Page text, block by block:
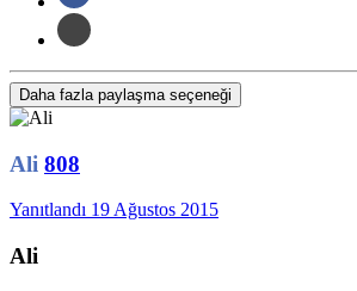
Daha fazla paylaşma seçeneği
Ali 808
Yanıtlandı 19 Ağustos 2015
Ali